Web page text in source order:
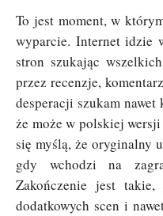
To jest moment, w
wyparcie. Internet idzie
stron szukając
przez recenzje,
desperacji szukam
że może w polskiej
się myślą, że oryginalny
gdy wchodzi na
Zakończenie jest
dodatkowych scen i